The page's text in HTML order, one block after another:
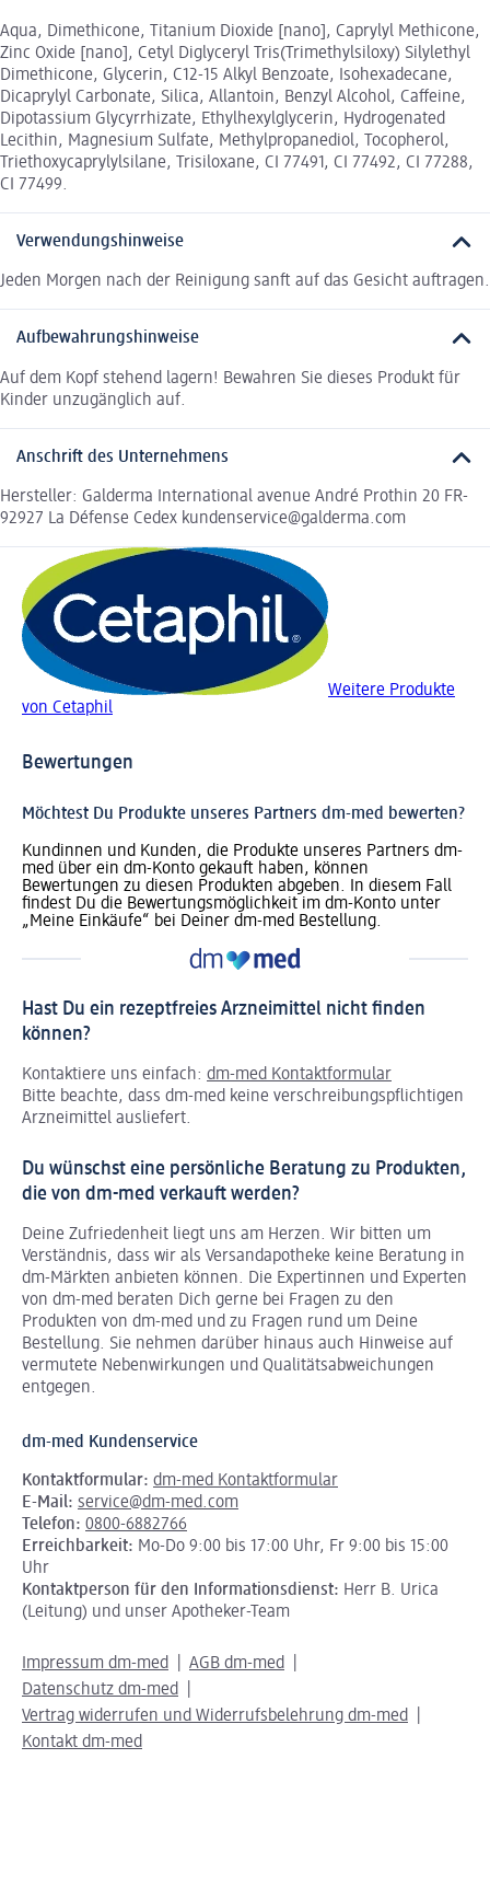
Aqua, Dimethicone, Titanium Dioxide [nano], Caprylyl Methicone,
Zinc Oxide [nano], Cetyl Diglyceryl Tris(Trimethylsiloxy) Silylethyl
Dimethicone, Glycerin, C12-15 Alkyl Benzoate, Isohexadecane,
Dicaprylyl Carbonate, Silica, Allantoin, Benzyl Alcohol, Caffeine,
Dipotassium Glycyrrhizate, Ethylhexylglycerin, Hydrogenated
Lecithin, Magnesium Sulfate, Methylpropanediol, Tocopherol,
Triethoxycaprylylsilane, Trisiloxane, CI 77491, CI 77492, CI 77288,
CI 77499.
Verwendungshinweise
Jeden Morgen nach der Reinigung sanft auf das Gesicht auftragen.
Aufbewahrungshinweise
Auf dem Kopf stehend lagern! Bewahren Sie dieses Produkt für
Kinder unzugänglich auf.
Anschrift des Unternehmens
Hersteller: Galderma International avenue André Prothin 20 FR-
92927 La Défense Cedex kundenservice@galderma.com
Weitere Produkte
von Cetaphil
Bewertungen
Möchtest Du Produkte unseres Partners dm-med bewerten?
Kundinnen und Kunden, die Produkte unseres Partners dm-
med über ein dm-Konto gekauft haben, können
Bewertungen zu diesen Produkten abgeben. In diesem Fall
findest Du die Bewertungsmöglichkeit im dm-Konto unter
„Meine Einkäufe“ bei Deiner dm-med Bestellung.
Hast Du ein rezeptfreies Arzneimittel nicht finden
können?
Kontaktiere uns einfach: dm-med Kontaktformular
Bitte beachte, dass dm-med keine verschreibungspflichtigen
Arzneimittel ausliefert.
Du wünschst eine persönliche Beratung zu Produkten,
die von dm-med verkauft werden?
Deine Zufriedenheit liegt uns am Herzen. Wir bitten um
Verständnis, dass wir als Versandapotheke keine Beratung in
dm-Märkten anbieten können. Die Expertinnen und Experten
von dm-med beraten Dich gerne bei Fragen zu den
Produkten von dm-med und zu Fragen rund um Deine
Bestellung. Sie nehmen darüber hinaus auch Hinweise auf
vermutete Nebenwirkungen und Qualitätsabweichungen
entgegen.
dm-med Kundenservice
Kontaktformular: dm-med Kontaktformular
E-Mail: service@dm-med.com
Telefon: 0800-6882766
Erreichbarkeit: Mo-Do 9:00 bis 17:00 Uhr, Fr 9:00 bis 15:00
Uhr
Kontaktperson für den Informationsdienst: Herr B. Urica
(Leitung) und unser Apotheker-Team
Impressum dm-med
AGB dm-med
Datenschutz dm-med
Vertrag widerrufen und Widerrufsbelehrung dm-med
Kontakt dm-med